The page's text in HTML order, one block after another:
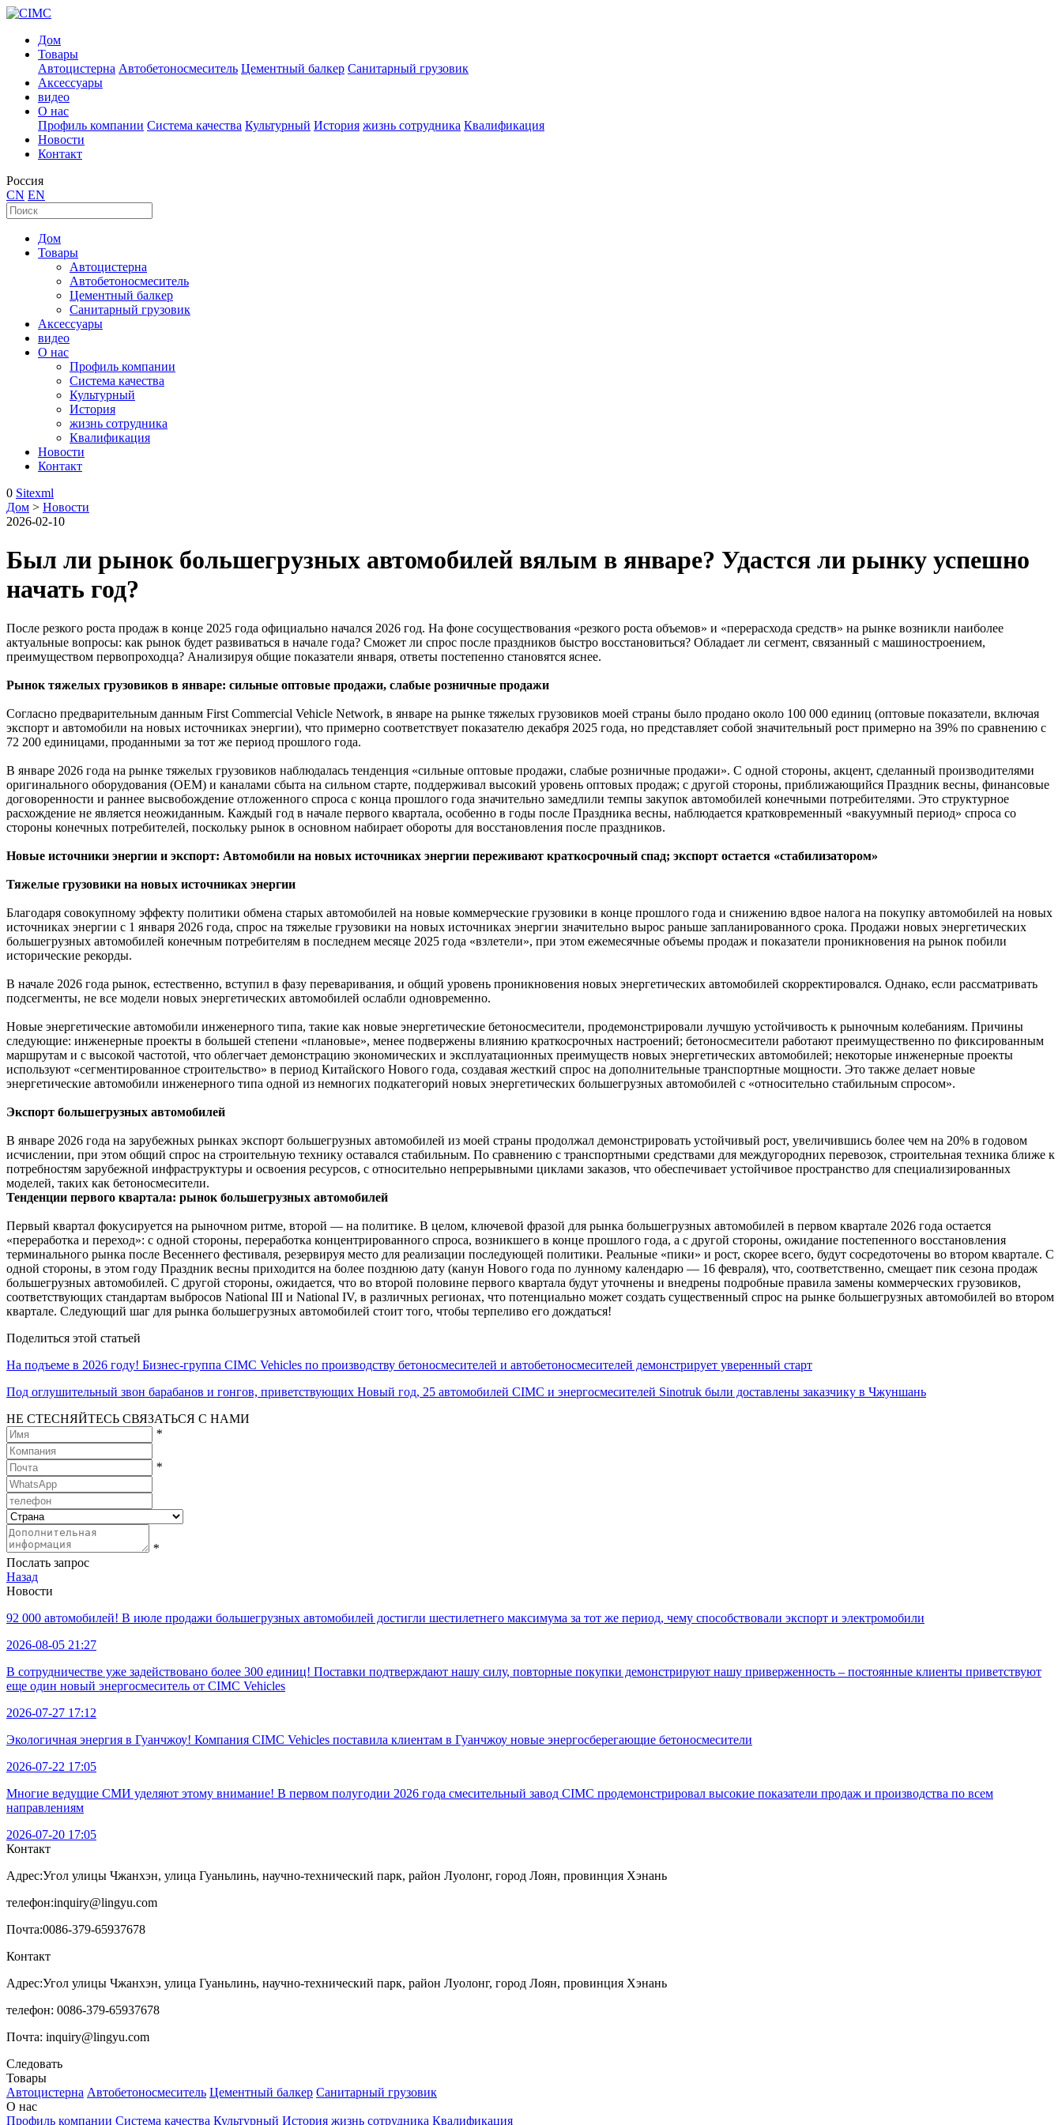
Дом
Товары
Автоцистерна Автобетоносмеситель Цементный балкер Санитарный грузовик
Аксессуары
видео
О нас
Профиль компании Система качества Культурный История жизнь сотрудника Квалификация
Новости
Контакт
Россия
CN EN
Дом
Товары
Автоцистерна
Автобетоносмеситель
Цементный балкер
Санитарный грузовик
Аксессуары
видео
О нас
Профиль компании
Система качества
Культурный
История
жизнь сотрудника
Квалификация
Новости
Контакт
0 Sitexml
Дом > Новости
2026-02-10
Был ли рынок большегрузных автомобилей вялым в январе? Удастся ли рынку успешно
начать год?
После резкого роста продаж в конце 2025 года официально начался 2026 год. На фоне сосуществования «резкого роста объемов» и «перерасхода средств» на рынке возникли наиболее
актуальные вопросы: как рынок будет развиваться в начале года? Сможет ли спрос после праздников быстро восстановиться? Обладает ли сегмент, связанный с машиностроением,
преимуществом первопроходца? Анализируя общие показатели января, ответы постепенно становятся яснее.
Рынок тяжелых грузовиков в январе: сильные оптовые продажи, слабые розничные продажи
Согласно предварительным данным First Commercial Vehicle Network, в январе на рынке тяжелых грузовиков моей страны было продано около 100 000 единиц (оптовые показатели, включая
экспорт и автомобили на новых источниках энергии), что примерно соответствует показателю декабря 2025 года, но представляет собой значительный рост примерно на 39% по сравнению с
72 200 единицами, проданными за тот же период прошлого года.
В январе 2026 года на рынке тяжелых грузовиков наблюдалась тенденция «сильные оптовые продажи, слабые розничные продажи». С одной стороны, акцент, сделанный производителями
оригинального оборудования (OEM) и каналами сбыта на сильном старте, поддерживал высокий уровень оптовых продаж; с другой стороны, приближающийся Праздник весны, финансовые
договоренности и раннее высвобождение отложенного спроса с конца прошлого года значительно замедлили темпы закупок автомобилей конечными потребителями. Это структурное
расхождение не является неожиданным. Каждый год в начале первого квартала, особенно в годы после Праздника весны, наблюдается кратковременный «вакуумный период» спроса со
стороны конечных потребителей, поскольку рынок в основном набирает обороты для восстановления после праздников.
Новые источники энергии и экспорт: Автомобили на новых источниках энергии переживают краткосрочный спад; экспорт остается «стабилизатором»
Тяжелые грузовики на новых источниках энергии
Благодаря совокупному эффекту политики обмена старых автомобилей на новые коммерческие грузовики в конце прошлого года и снижению вдвое налога на покупку автомобилей на новых
источниках энергии с 1 января 2026 года, спрос на тяжелые грузовики на новых источниках энергии значительно вырос раньше запланированного срока. Продажи новых энергетических
большегрузных автомобилей конечным потребителям в последнем месяце 2025 года «взлетели», при этом ежемесячные объемы продаж и показатели проникновения на рынок побили
исторические рекорды.
В начале 2026 года рынок, естественно, вступил в фазу переваривания, и общий уровень проникновения новых энергетических автомобилей скорректировался. Однако, если рассматривать
подсегменты, не все модели новых энергетических автомобилей ослабли одновременно.
Новые энергетические автомобили инженерного типа, такие как новые энергетические бетоносмесители, продемонстрировали лучшую устойчивость к рыночным колебаниям. Причины
следующие: инженерные проекты в большей степени «плановые», менее подвержены влиянию краткосрочных настроений; бетоносмесители работают преимущественно по фиксированным
маршрутам и с высокой частотой, что облегчает демонстрацию экономических и эксплуатационных преимуществ новых энергетических автомобилей; некоторые инженерные проекты
используют «сегментированное строительство» в период Китайского Нового года, создавая жесткий спрос на дополнительные транспортные мощности. Это также делает новые
энергетические автомобили инженерного типа одной из немногих подкатегорий новых энергетических большегрузных автомобилей с «относительно стабильным спросом».
Экспорт большегрузных автомобилей
В январе 2026 года на зарубежных рынках экспорт большегрузных автомобилей из моей страны продолжал демонстрировать устойчивый рост, увеличившись более чем на 20% в годовом
исчислении, при этом общий спрос на строительную технику оставался стабильным. По сравнению с транспортными средствами для междугородних перевозок, строительная техника ближе к
потребностям зарубежной инфраструктуры и освоения ресурсов, с относительно непрерывными циклами заказов, что обеспечивает устойчивое пространство для специализированных
моделей, таких как бетоносмесители.
Тенденции первого квартала: рынок большегрузных автомобилей
Первый квартал фокусируется на рыночном ритме, второй — на политике. В целом, ключевой фразой для рынка большегрузных автомобилей в первом квартале 2026 года остается
«переработка и переход»: с одной стороны, переработка концентрированного спроса, возникшего в конце прошлого года, а с другой стороны, ожидание постепенного восстановления
терминального рынка после Весеннего фестиваля, резервируя место для реализации последующей политики. Реальные «пики» и рост, скорее всего, будут сосредоточены во втором квартале. С
одной стороны, в этом году Праздник весны приходится на более позднюю дату (канун Нового года по лунному календарю — 16 февраля), что, соответственно, смещает пик сезона продаж
большегрузных автомобилей. С другой стороны, ожидается, что во второй половине первого квартала будут уточнены и внедрены подробные правила замены коммерческих грузовиков,
соответствующих стандартам выбросов National III и National IV, в различных регионах, что потенциально может создать существенный спрос на рынке большегрузных автомобилей во втором
квартале. Следующий шаг для рынка большегрузных автомобилей стоит того, чтобы терпеливо его дождаться!
Поделиться этой статьей
На подъеме в 2026 году! Бизнес-группа CIMC Vehicles по производству бетоносмесителей и автобетоносмесителей демонстрирует уверенный старт
Под оглушительный звон барабанов и гонгов, приветствующих Новый год, 25 автомобилей CIMC и энергосмесителей Sinotruk были доставлены заказчику в Чжуншань
НЕ СТЕСНЯЙТЕСЬ СВЯЗАТЬСЯ С НАМИ
*
*
*
Послать запрос
Назад
Новости
92 000 автомобилей! В июле продажи большегрузных автомобилей достигли шестилетнего максимума за тот же период, чему способствовали экспорт и электромобили
2026-08-05 21:27
В сотрудничестве уже задействовано более 300 единиц! Поставки подтверждают нашу силу, повторные покупки демонстрируют нашу приверженность – постоянные клиенты приветствуют
еще один новый энергосмеситель от CIMC Vehicles
2026-07-27 17:12
Экологичная энергия в Гуанчжоу! Компания CIMC Vehicles поставила клиентам в Гуанчжоу новые энергосберегающие бетоносмесители
2026-07-22 17:05
Многие ведущие СМИ уделяют этому внимание! В первом полугодии 2026 года смесительный завод CIMC продемонстрировал высокие показатели продаж и производства по всем
направлениям
2026-07-20 17:05
Контакт
Адрес:Угол улицы Чжанхэн, улица Гуаньлинь, научно-технический парк, район Луолонг, город Лоян, провинция Хэнань
телефон:inquiry@lingyu.com
Почта:0086-379-65937678
Контакт
Адрес:Угол улицы Чжанхэн, улица Гуаньлинь, научно-технический парк, район Луолонг, город Лоян, провинция Хэнань
телефон: 0086-379-65937678
Почта: inquiry@lingyu.com
Следовать
Товары
Автоцистерна Автобетоносмеситель Цементный балкер Санитарный грузовик
О нас
Профиль компании Система качества Культурный История жизнь сотрудника Квалификация